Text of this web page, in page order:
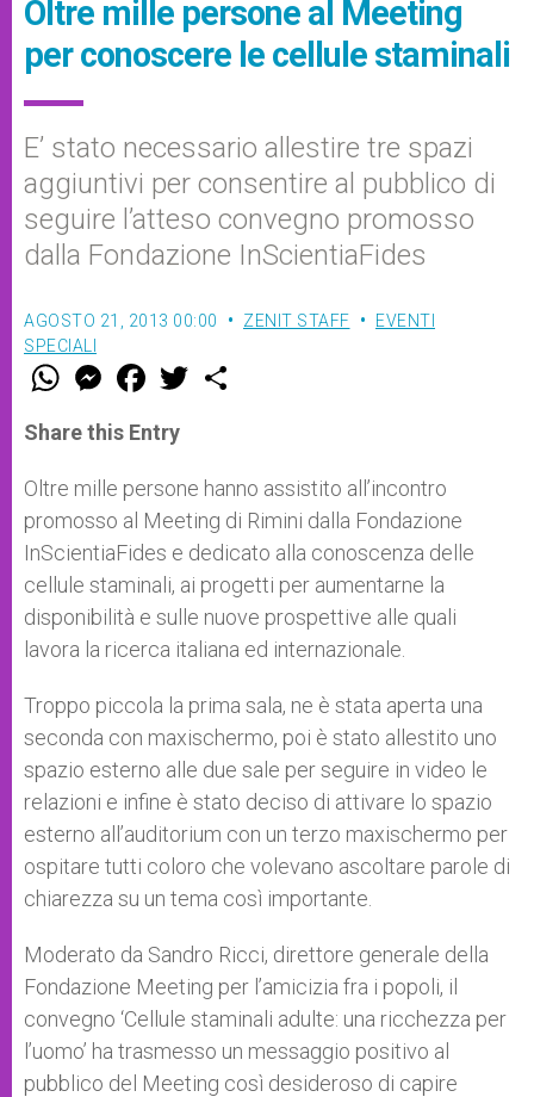
Oltre mille persone al Meeting
per conoscere le cellule staminali
E’ stato necessario allestire tre spazi
aggiuntivi per consentire al pubblico di
seguire l’atteso convegno promosso
dalla Fondazione InScientiaFides
AGOSTO 21, 2013 00:00 ZENIT STAFF
EVENTI
SPECIALI
W
t
s
p
p
M
e
s
e
g
e
r
F
a
e
b
o
k
w
r
Share this Entry
Oltre mille persone hanno assistito all’incontro
promosso al Meeting di Rimini dalla Fondazione
InScientiaFides e dedicato alla conoscenza delle
cellule staminali, ai progetti per aumentarne la
disponibilità e sulle nuove prospettive alle quali
lavora la ricerca italiana ed internazionale.
Troppo piccola la prima sala, ne è stata aperta una
seconda con maxischermo, poi è stato allestito uno
spazio esterno alle due sale per seguire in video le
relazioni e infine è stato deciso di attivare lo spazio
esterno all’auditorium con un terzo maxischermo per
ospitare tutti coloro che volevano ascoltare parole di
chiarezza su un tema così importante.
Moderato da Sandro Ricci, direttore generale della
Fondazione Meeting per l’amicizia fra i popoli, il
convegno ‘Cellule staminali adulte: una ricchezza per
l’uomo’ ha trasmesso un messaggio positivo al
pubblico del Meeting così desideroso di capire